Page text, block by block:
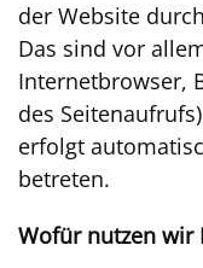
der Website
Das sind vor
Internetbrowser,
des
erfolgt
betreten.
Wofür nutzen wir